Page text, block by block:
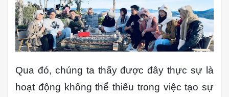
Qua đó, chúng ta thấy được đây thực sự là
hoạt động không thể thiếu trong việc tạo sự